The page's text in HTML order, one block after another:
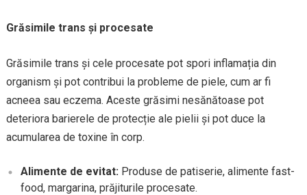
Grăsimile trans și procesate
Grăsimile trans și cele procesate pot spori inflamația din
organism și pot contribui la probleme de piele, cum ar fi
acneea sau eczema. Aceste grăsimi nesănătoase pot
deteriora barierele de protecție ale pielii și pot duce la
acumularea de toxine în corp.
Alimente de evitat: Produse de patiserie, alimente fast-
food, margarina, prăjiturile procesate.